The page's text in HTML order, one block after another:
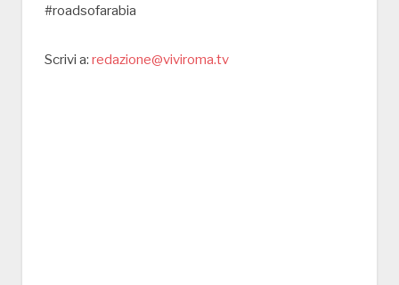
#roadsofarabia
Scrivi a: redazione@viviroma.tv